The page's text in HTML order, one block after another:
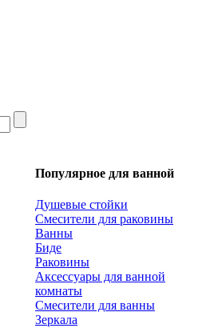
Популярное для ванной
Душевые стойки
Смесители для раковины
Ванны
Биде
Раковины
Аксессуары для ванной
комнаты
Смесители для ванны
Зеркала